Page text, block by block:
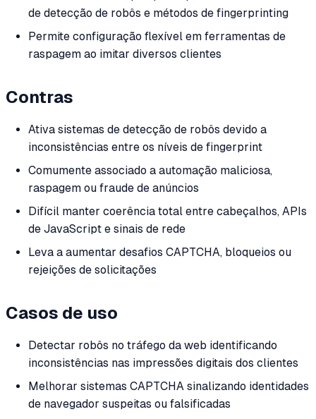
de detecção de robôs e métodos de fingerprinting
Permite configuração flexível em ferramentas de
raspagem ao imitar diversos clientes
Contras
Ativa sistemas de detecção de robôs devido a
inconsistências entre os níveis de fingerprint
Comumente associado a automação maliciosa,
raspagem ou fraude de anúncios
Difícil manter coerência total entre cabeçalhos, APIs
de JavaScript e sinais de rede
Leva a aumentar desafios CAPTCHA, bloqueios ou
rejeições de solicitações
Casos de uso
Detectar robôs no tráfego da web identificando
inconsistências nas impressões digitais dos clientes
Melhorar sistemas CAPTCHA sinalizando identidades
de navegador suspeitas ou falsificadas